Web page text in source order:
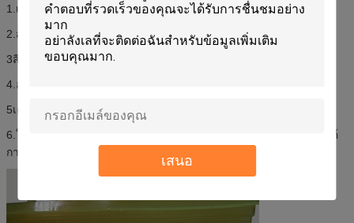
เสนอ
1.เป็นหมอนกันการกดหรือกันกระแทก
2.ส่วนของเครื่องจักรอุตสาหกรรมที่มีภาระหนัก
3สินค้าป้องกันการกดที่เหมาะสม
4.อุตสาหกรรม หมอนปิด, เครื่องฉีดฉีด
5เครื่องจักรกลทั่วไป อุปกรณ์ทํางาน
6.ใช้ในอุตสาหกรรมโลหะ การทําเหมืองแร่ น้ํามัน อุตสาหกรรมรถยนต์
การก่อสร้าง